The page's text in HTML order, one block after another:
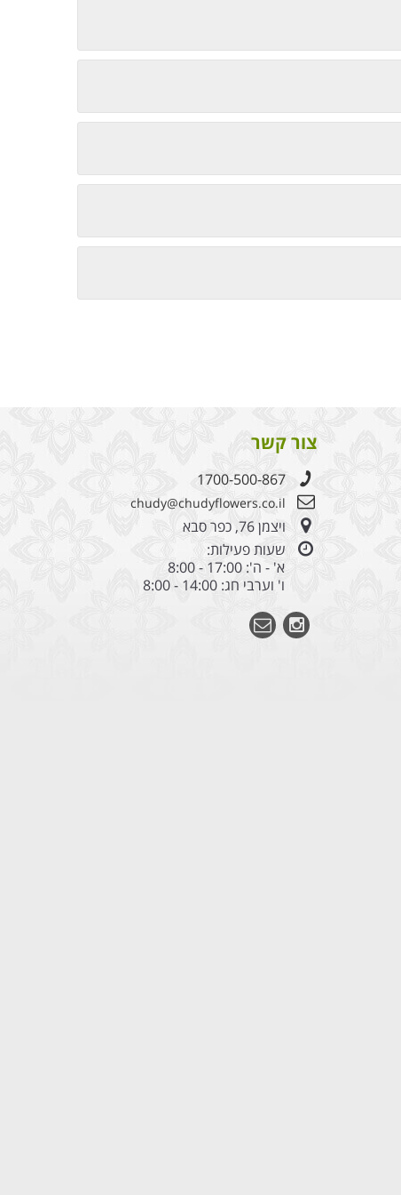
צור קשר
1700-500-867
chudy@chudyflowers.co.il
ויצמן 76, כפר סבא
שעות פעילות:
א' - ה': 17:00 - 8:00
ו' וערבי חג: 14:00 - 8:00